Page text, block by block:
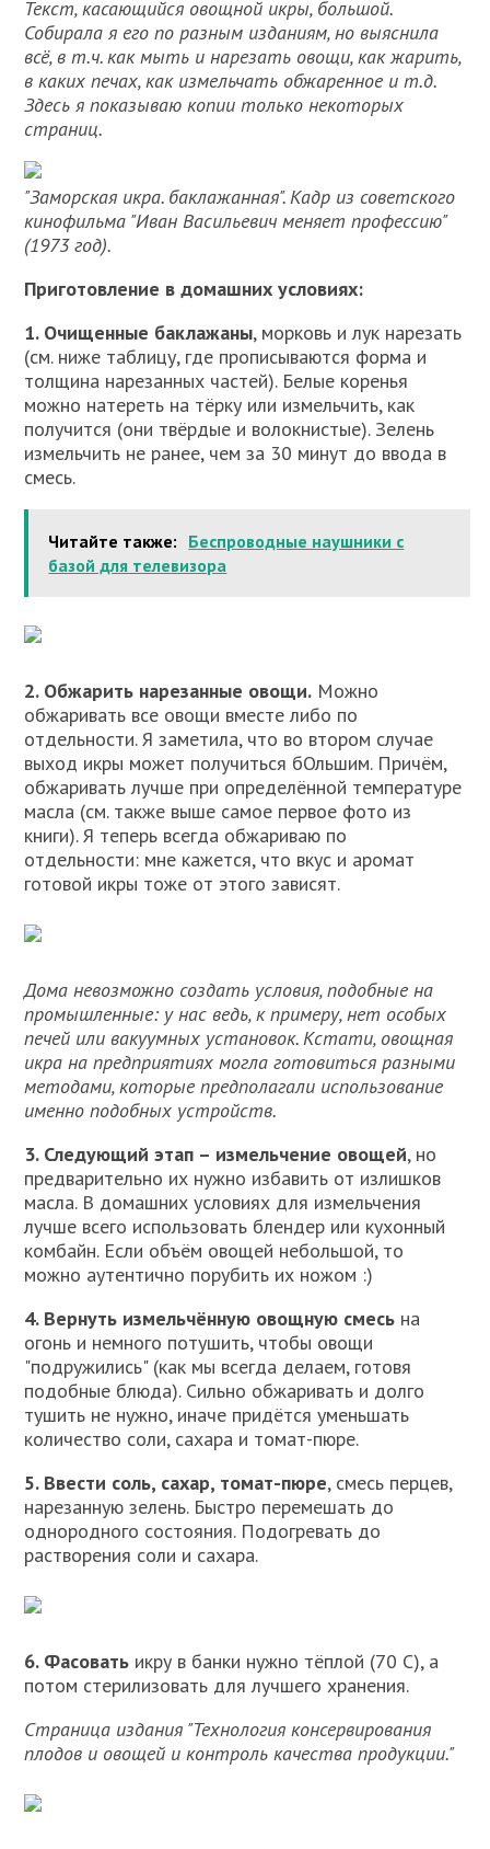
Текст, касающийся овощной икры, большой.
Собирала я его по разным изданиям, но выяснила
всё, в т.ч. как мыть и нарезать овощи, как жарить,
в каких печах, как измельчать обжаренное и т.д.
Здесь я показываю копии только некоторых
страниц.
"Заморская икра. баклажанная". Кадр из советского
кинофильма "Иван Васильевич меняет профессию"
(1973 год).
Приготовление в домашних условиях:
1. Очищенные баклажаны, морковь и лук нарезать
(см. ниже таблицу, где прописываются форма и
толщина нарезанных частей). Белые коренья
можно натереть на тёрку или измельчить, как
получится (они твёрдые и волокнистые). Зелень
измельчить не ранее, чем за 30 минут до ввода в
смесь.
Читайте также: Беспроводные наушники с
базой для телевизора
2. Обжарить нарезанные овощи. Можно
обжаривать все овощи вместе либо по
отдельности. Я заметила, что во втором случае
выход икры может получиться бОльшим. Причём,
обжаривать лучше при определённой температуре
масла (см. также выше самое первое фото из
книги). Я теперь всегда обжариваю по
отдельности: мне кажется, что вкус и аромат
готовой икры тоже от этого зависят.
Дома невозможно создать условия, подобные на
промышленные: у нас ведь, к примеру, нет особых
печей или вакуумных установок. Кстати, овощная
икра на предприятиях могла готовиться разными
методами, которые предполагали использование
именно подобных устройств.
3. Следующий этап – измельчение овощей, но
предварительно их нужно избавить от излишков
масла. В домашних условиях для измельчения
лучше всего использовать блендер или кухонный
комбайн. Если объём овощей небольшой, то
можно аутентично порубить их ножом :)
4. Вернуть измельчённую овощную смесь на
огонь и немного потушить, чтобы овощи
"подружились" (как мы всегда делаем, готовя
подобные блюда). Сильно обжаривать и долго
тушить не нужно, иначе придётся уменьшать
количество соли, сахара и томат-пюре.
5. Ввести соль, сахар, томат-пюре, смесь перцев,
нарезанную зелень. Быстро перемешать до
однородного состояния. Подогревать до
растворения соли и сахара.
6. Фасовать икру в банки нужно тёплой (70 С), а
потом стерилизовать для лучшего хранения.
Страница издания "Технология консервирования
плодов и овощей и контроль качества продукции."